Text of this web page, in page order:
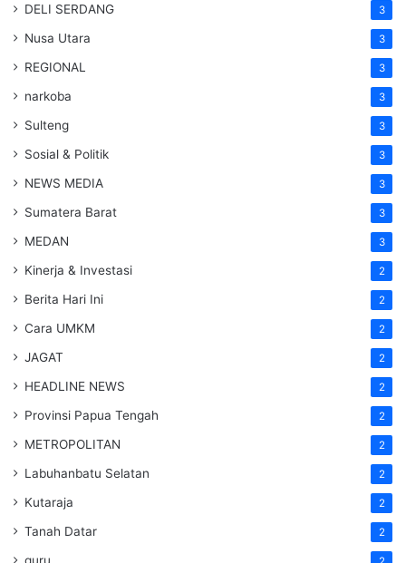
DELI SERDANG 3
Nusa Utara 3
REGIONAL 3
narkoba 3
Sulteng 3
Sosial & Politik 3
NEWS MEDIA 3
Sumatera Barat 3
MEDAN 3
Kinerja & Investasi 2
Berita Hari Ini 2
Cara UMKM 2
JAGAT 2
HEADLINE NEWS 2
Provinsi Papua Tengah 2
METROPOLITAN 2
Labuhanbatu Selatan 2
Kutaraja 2
Tanah Datar 2